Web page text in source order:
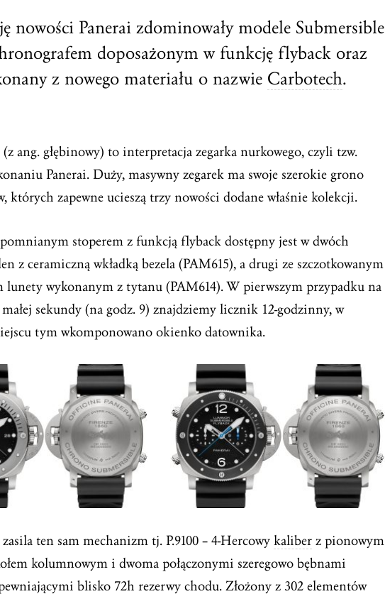
nowości Panerai zdominowały modele Submersible
doposażonym w funkcję flyback oraz
z nowego materiału o nazwie Carbotech.
ang. głębinowy) to interpretacja zegarka nurkowego, czyli tzw.
Panerai. Duży, masywny zegarek ma swoje szerokie grono
których zapewne ucieszą trzy nowości dodane właśnie kolekcji.
stoperem z funkcją flyback dostępny jest w dwóch
z ceramiczną wkładką bezela (PAM615), a drugi ze szczotkowanym
lunety wykonanym z tytanu (PAM614). W pierwszym przypadku na
sekundy (na godz. 9) znajdziemy licznik 12-godzinny, w
tym wkomponowano okienko datownika.
ten sam mechanizm tj. P.9100 – 4-Hercowy kaliber z pionowym
kolumnowym i dwoma połączonymi szeregowo bębnami
blisko 72h rezerwy chodu. Złożony z 302 elementów